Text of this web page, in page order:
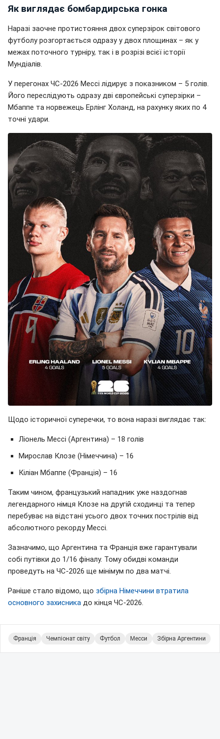
Як виглядає бомбардирська гонка
Наразі заочне протистояння двох суперзірок світового
футболу розгортається одразу у двох площинах – як у
межах поточного турніру, так і в розрізі всієї історії
Мундіалів.
У перегонах ЧС-2026 Мессі лідирує з показником – 5 голів.
Його переслідують одразу дві європейські суперзірки –
Мбаппе та норвежець Ерлінг Холанд, на рахунку яких по 4
точні удари.
Щодо історичної суперечки, то вона наразі виглядає так:
Ліонель Мессі (Аргентина) – 18 голів
Мирослав Клозе (Німеччина) – 16
Кіліан Мбаппе (Франція) – 16
Таким чином, французький нападник уже наздогнав
легендарного німця Клозе на другій сходинці та тепер
перебуває на відстані усього двох точних пострілів від
абсолютного рекорду Мессі.
Зазначимо, що Аргентина та Франція вже гарантували
собі путівки до 1/16 фіналу. Тому обидві команди
проведуть на ЧС-2026 ще мінімум по два матчі.
Раніше стало відомо, що збірна Німеччини втратила
основного захисника до кінця ЧС-2026.
Франція Чемпіонат світу Футбол Месси Збірна Аргентини